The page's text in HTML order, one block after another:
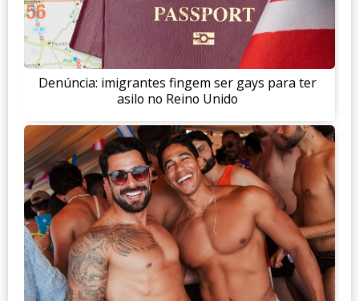
Denúncia: imigrantes fingem ser gays para ter
asilo no Reino Unido